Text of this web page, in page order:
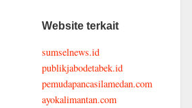
Website terkait
sumselnews.id
publikjabodetabek.id
pemudapancasilamedan.com
ayokalimantan.com